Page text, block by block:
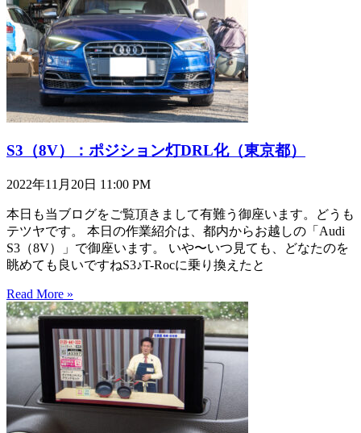
S3（8V）：ポジション灯DRL化（東京都）
2022年11月20日 11:00 PM
本日も当ブログをご覧頂きまして有難う御座います。どうも
テツヤです。 本日の作業紹介は、都内からお越しの「Audi
S3（8V）」で御座います。 いや〜いつ見ても、どなたのを
眺めても良いですねS3♪T-Rocに乗り換えたと
Read More »